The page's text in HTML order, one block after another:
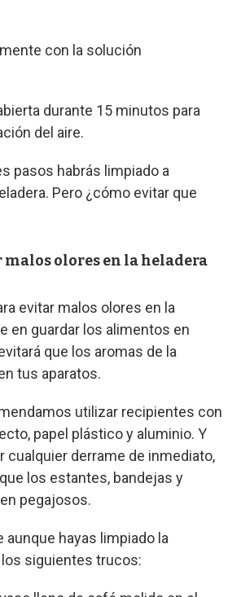
con la solución
durante 15 minutos para
del aire.
pasos habrás limpiado a
Pero ¿cómo evitar que
malos olores en la heladera
evitar malos olores en la
en guardar los alimentos en
que los aromas de la
tus aparatos.
utilizar recipientes con
papel plástico y aluminio. Y
cualquier derrame de inmediato,
los estantes, bandejas y
pegajosos.
aunque hayas limpiado la
los siguientes trucos: